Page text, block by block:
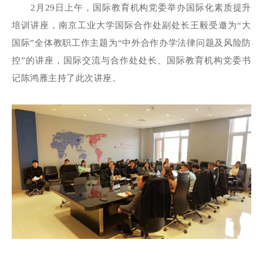
2月29日上午，国际教育机构党委举办国际化素质提升
培训讲座，南京工业大学国际合作处副处长王毅受邀为“大
国际”全体教职工作主题为“中外合作办学法律问题及风险防
控”的讲座，国际交流与合作处处长、国际教育机构党委书
记陈鸿雁主持了此次讲座。